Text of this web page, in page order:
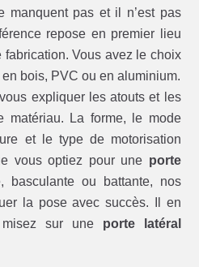
manquent pas et il n’est pas
repose en premier lieu
Vous avez le choix
bois, PVC ou en aluminium.
expliquer les atouts et les
matériau. La forme, le mode
et le type de motorisation
vous optiez pour une porte
basculante ou battante, nos
la pose avec succès. Il en
sur une porte latéral